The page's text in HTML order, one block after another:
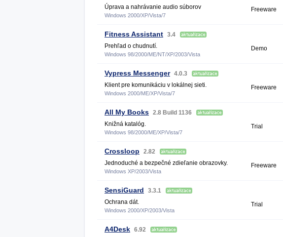
Úprava a nahrávanie audio súborov
Windows 2000/XP/Vista/7
Freeware
Fitness Assistant 3.4
Prehľad o chudnutí.
Windows 98/2000/ME/NT/XP/2003/Vista
Demo
Vypress Messenger 4.0.3
Klient pre komunikáciu v lokálnej sieti.
Windows 2000/ME/XP/Vista/7
Freeware
All My Books 2.8 Build 1136
Knižná katalóg.
Windows 98/2000/ME/XP/Vista/7
Trial
Crossloop
2.82
Jednoduché a bezpečné zdieľanie obrazovky.
Windows XP/2003/Vista
Freeware
SensiGuard
3.3.1
Ochrana dát.
Windows 2000/XP/2003/Vista
Trial
A4Desk 6.92